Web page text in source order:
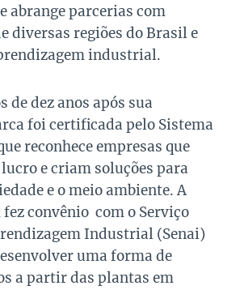
abrange parcerias com
diversas regiões do Brasil e
industrial.
de dez anos após sua
foi certificada pelo Sistema
reconhece empresas que
e criam soluções para
e o meio ambiente. A
convênio com o Serviço
Industrial (Senai)
uma forma de
a partir das plantas em